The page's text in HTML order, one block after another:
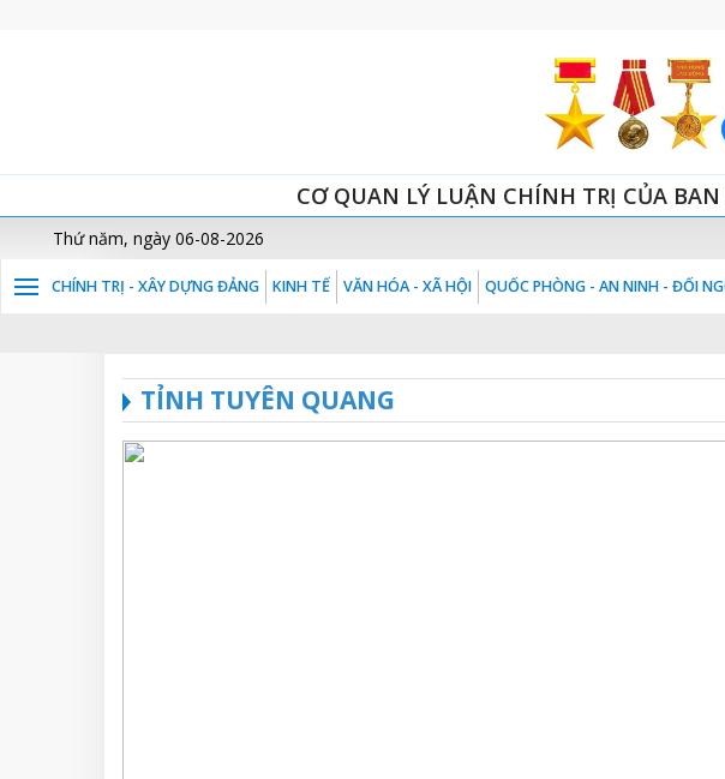
CƠ QUAN LÝ LUẬN CHÍNH TRỊ CỦA
Thứ năm, ngày 06-08-2026
CHÍNH TRỊ - XÂY DỰNG ĐẢNG KINH TẾ VĂN HÓA - XÃ HỘI QUỐC PHÒNG - AN NINH - ĐỐI
TỈNH TUYÊN QUANG